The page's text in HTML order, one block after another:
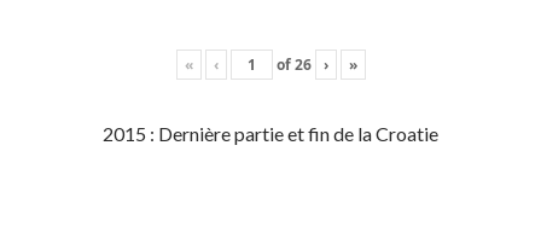
« ‹ of26 › »
2015 : Dernière partie et fin de la Croatie